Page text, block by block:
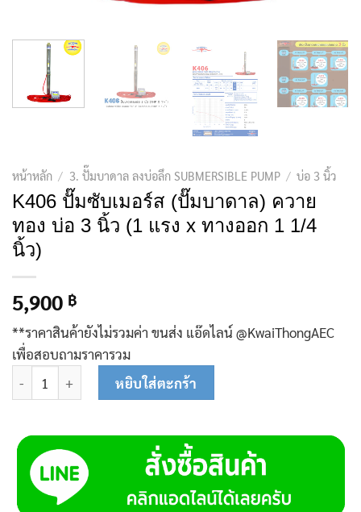
หน้าหลัก / 3. ปั๊มบาดาล ลงบ่อลึก SUBMERSIBLE PUMP / บ่อ 3 นิ้ว
K406 ปั๊มซับเมอร์ส (ปั๊มบาดาล) ควาย
ทอง บ่อ 3 นิ้ว (1 แรง x ทางออก 1 1/4
นิ้ว)
5,900 ฿
**ราคาสินค้ายังไม่รวมค่า ขนส่ง แอ๊ดไลน์ @KwaiThongAEC
เพื่อสอบถามราคารวม
จำนวน K406 ปั๊มซับเมอร์ส (ปั๊มบาดาล) ควายทอง บ่อ 3 นิ้ว (1 แรง
หยิบใส่ตะกร้า